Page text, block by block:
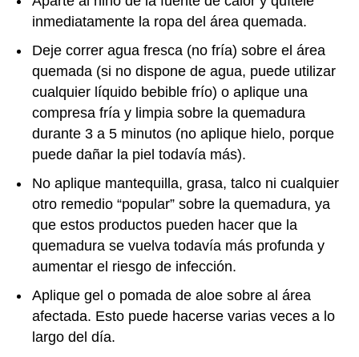
inmediatamente la ropa del área quemada.
Deje correr agua fresca (no fría) sobre el área
quemada (si no dispone de agua, puede utilizar
cualquier líquido bebible frío) o aplique una
compresa fría y limpia sobre la quemadura
durante 3 a 5 minutos (no aplique hielo, porque
puede dañar la piel todavía más).
No aplique mantequilla, grasa, talco ni cualquier
otro remedio “popular” sobre la quemadura, ya
que estos productos pueden hacer que la
quemadura se vuelva todavía más profunda y
aumentar el riesgo de infección.
Aplique gel o pomada de aloe sobre al área
afectada. Esto puede hacerse varias veces a lo
largo del día.